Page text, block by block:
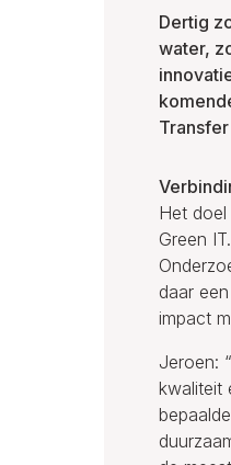
Dertig
water,
Het
Green
daar
impact
Jeroen:
kwaliteit